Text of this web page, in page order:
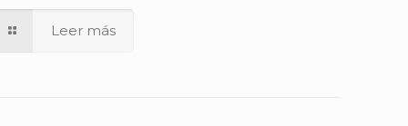
Leer más